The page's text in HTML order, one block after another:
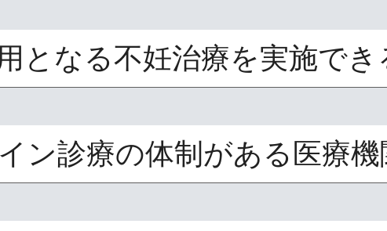
となる不妊治療を実施で
ン診療の体制がある医療機